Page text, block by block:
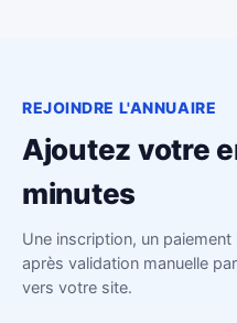
REJOINDRE L'ANNUAIRE
Ajoutez votre
minutes
Une inscription, un
après validation manuelle
vers votre site.